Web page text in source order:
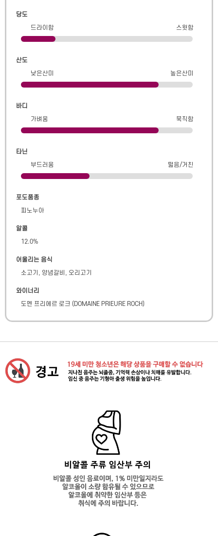
당도
드라이함
스윗함
산도
낮은산미
높은산미
바디
가벼움
묵직함
타닌
부드러움
떫음/거친
포도품종
피노누아
알콜
12.0%
어울리는 음식
소고기, 양념갈비, 오리고기
와이너리
도멘 프리에르 로크 ( DOMAINE PRIEURE ROCH)